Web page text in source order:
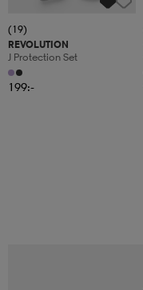
(19)
REVOLUTION
J Protection Set
199:-